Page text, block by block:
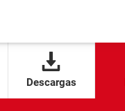
Descargas